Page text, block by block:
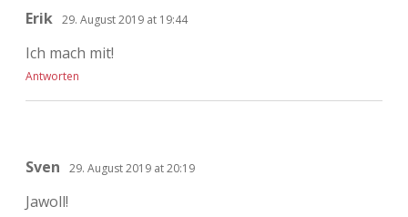
Erik 29. August 2019 at 19:44
Ich mach mit!
Antworten
Sven 29. August 2019 at 20:19
Jawoll!